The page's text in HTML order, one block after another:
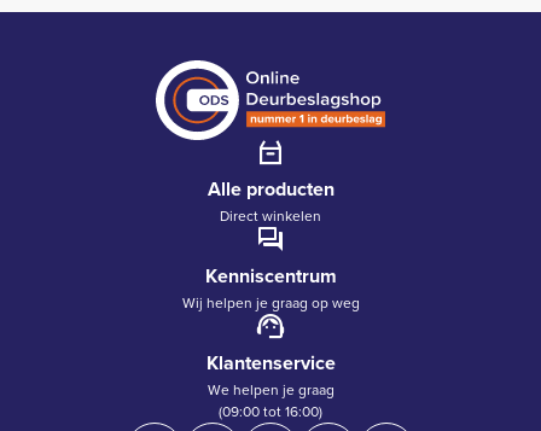
Alle producten
Direct winkelen
Kenniscentrum
Wij helpen je graag op weg
Klantenservice
We helpen je graag
(09:00 tot 16:00)